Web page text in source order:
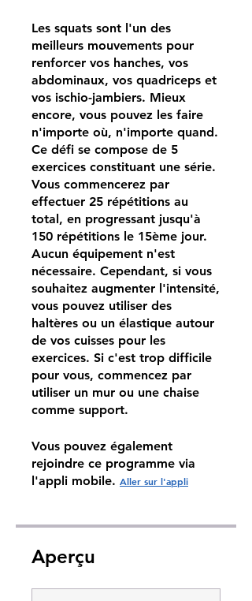
Les squats sont l'un des
meilleurs mouvements pour
renforcer vos hanches, vos
abdominaux, vos quadriceps et
vos ischio-jambiers. Mieux
encore, vous pouvez les faire
n'importe où, n'importe quand.
Ce défi se compose de 5
exercices constituant une série.
Vous commencerez par
effectuer 25 répétitions au
total, en progressant jusqu'à
150 répétitions le 15ème jour.
Aucun équipement n'est
nécessaire. Cependant, si vous
souhaitez augmenter l'intensité,
vous pouvez utiliser des
haltères ou un élastique autour
de vos cuisses pour les
exercices. Si c'est trop difficile
pour vous, commencez par
utiliser un mur ou une chaise
comme support.
Vous pouvez également
rejoindre ce programme via
l'appli mobile. Aller sur l'appli
Aperçu